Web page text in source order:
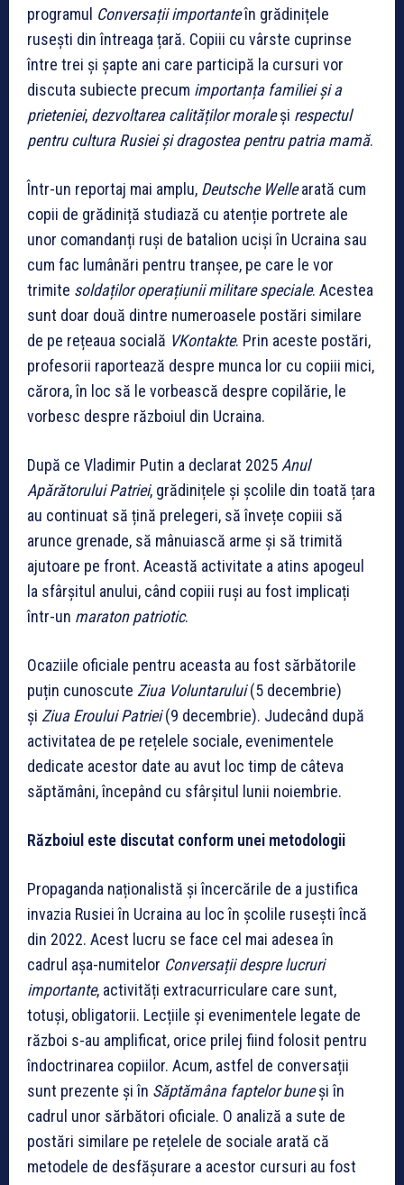
programul Conversații importanteîn grădinițele
rusești din întreaga țară. Copiii cu vârste cuprinse
între trei și șapte ani care participă la cursuri vor
discuta subiecte precum importanța familiei și a
prieteniei, dezvoltarea calităților moraleși respectul
pentru cultura Rusiei și dragostea pentru patria mamă.
Într-un reportaj mai amplu, Deutsche Wellearată cum
copii de grădiniță studiază cu atenție portrete ale
unor comandanți ruși de batalion uciși în Ucraina sau
cum fac lumânări pentru tranșee, pe care le vor
trimite soldaților operațiunii militare speciale. Acestea
sunt doar două dintre numeroasele postări similare
de pe rețeaua socială VKontakte. Prin aceste postări,
profesorii raportează despre munca lor cu copiii mici,
cărora, în loc să le vorbească despre copilărie, le
vorbesc despre războiul din Ucraina.
După ce Vladimir Putin a declarat 2025 Anul
Apărătorului Patriei, grădinițele și școlile din toată țara
au continuat să țină prelegeri, să învețe copiii să
arunce grenade, să mânuiască arme și să trimită
ajutoare pe front. Această activitate a atins apogeul
la sfârșitul anului, când copiii ruși au fost implicați
într-un maraton patriotic.
Ocaziile oficiale pentru aceasta au fost sărbătorile
puțin cunoscute Ziua Voluntarului(5 decembrie)
și Ziua Eroului Patriei(9 decembrie). Judecând după
activitatea de pe rețelele sociale, evenimentele
dedicate acestor date au avut loc timp de câteva
săptămâni, începând cu sfârșitul lunii noiembrie.
Războiul este discutat conform unei metodologii
Propaganda naționalistă și încercările de a justifica
invazia Rusiei în Ucraina au loc în școlile rusești încă
din 2022. Acest lucru se face cel mai adesea în
cadrul așa-numitelor Conversații despre lucruri
importante, activități extracurriculare care sunt,
totuși, obligatorii. Lecțiile și evenimentele legate de
război s-au amplificat, orice prilej fiind folosit pentru
îndoctrinarea copiilor. Acum, astfel de conversații
sunt prezente și în Săptămâna faptelor buneși în
cadrul unor sărbători oficiale. O analiză a sute de
postări similare pe rețelele de sociale arată că
metodele de desfășurare a acestor cursuri au fost